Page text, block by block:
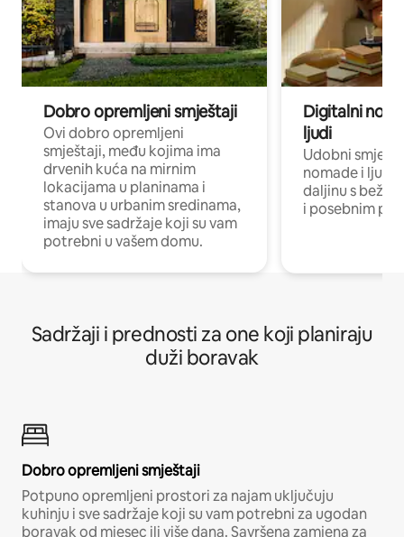
Dobro opremljeni smještaji
Ovi dobro opremljeni
smještaji, među kojima ima
drvenih kuća na mirnim
lokacijama u planinama i
stanova u urbanim sredinama,
imaju sve sadržaje koji su vam
potrebni u vašem domu.
Digitalni
ljudi
Udobni
nomade i ljude
daljinu s
i posebnim
Sadržaji i prednosti za one koji planiraju
duži boravak
Dobro opremljeni smještaji
Potpuno opremljeni prostori za najam uključuju
kuhinju i sve sadržaje koji su vam potrebni za ugodan
boravak od mjesec ili više dana. Savršena zamjena za